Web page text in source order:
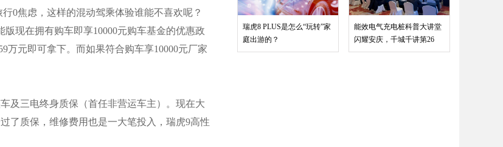
0焦虑，这样的混动驾乘体验谁能不喜欢呢？
现在拥有购车即享10000元购车基金的优惠政
万元即可拿下。而如果符合购车享10000元厂家
三电终身质保（首任非营运车主）。现在大
了质保，维修费用也是一大笔投入，瑞虎9高性
瑞虎8 PLUS是怎么“玩转”家
庭出游的？
能效电气充电桩科普大讲堂
闪耀安庆，千城千讲第26